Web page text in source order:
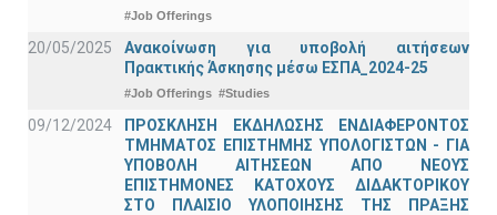
#Job Offerings
20/05/2025
Ανακοίνωση για υποβολή αιτήσεων
Πρακτικής Άσκησης μέσω ΕΣΠΑ_2024-25
#Job Offerings #Studies
09/12/2024
ΠΡΟΣΚΛΗΣΗ ΕΚΔΗΛΩΣΗΣ ΕΝΔΙΑΦΕΡΟΝΤΟΣ
ΤΜΗΜΑΤΟΣ ΕΠΙΣΤΗΜΗΣ ΥΠΟΛΟΓΙΣΤΩΝ - ΓΙΑ
ΥΠΟΒΟΛΗ ΑΙΤΗΣΕΩΝ ΑΠΟ ΝΕΟΥΣ
ΕΠΙΣΤΗΜΟΝΕΣ ΚΑΤΟΧΟΥΣ ΔΙΔΑΚΤΟΡΙΚΟΥ
ΣΤΟ ΠΛΑΙΣΙΟ ΥΛΟΠΟΙΗΣΗΣ ΤΗΣ ΠΡΑΞΗΣ